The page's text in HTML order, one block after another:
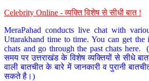
Celebrity Online - व्यक्ति विशेष से सीधी बात !
MeraPahad conducts live chat with
Uttarakhand time to time. You can get the
chats and go through the past chats here.
समय पर उत्तराखंड के विशेष व्यक्तियों से सीधे
वाली बातचीत के बारे में जानकारी व पुरानी
सकते है।)